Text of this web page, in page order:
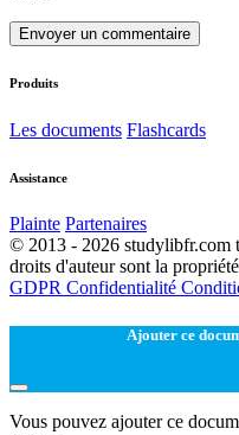
Envoyer un commentaire
Produits
Les documents Flashcards
Assistance
Plainte Partenaires
© 2013 - 2026 studylibfr.com
droits d'auteur sont la
GDPR Confidentialité
Ajouter ce
Vous pouvez ajouter ce